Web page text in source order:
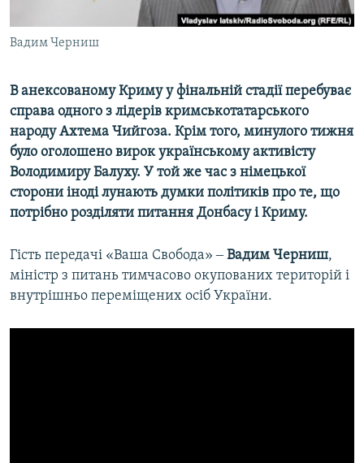
Усі сайти RFE/RL
Вадим Черниш
В анексованому Криму у фінальній стадії перебуває
справа одного з лідерів кримськотатарського
народу Ахтема Чийгоза. Крім того, минулого тижня
було оголошено вирок українському активісту
Володимиру Балуху. У той же час з німецької
сторони іноді лунають думки політиків про те, що
потрібно розділяти питання Донбасу і Криму.
Гість передачі «Ваша Свобода» ‒​Вадим Черниш,
міністр з питань тимчасово окупованих територій і
внутрішньо переміщених осіб України.